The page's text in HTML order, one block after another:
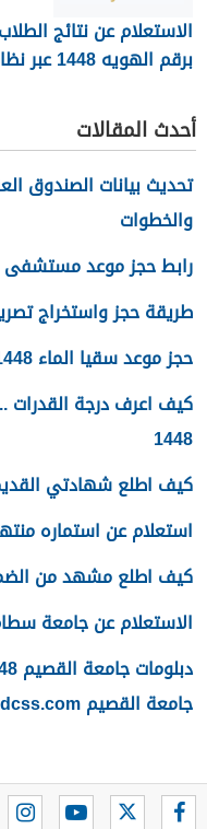
الاستعلام عن نتائج الطلاب
برقم الهويه 1448
أحدث المقالات
والخطوات
رابط حجز موعد مستشفى
طريقة حجز واستخراج تصريح
حجز موعد سقيا الماء 1448 بوابة المواطن
كيف اعرف درجة القدرات ..
1448
كيف اطلع شهادتي القديمه
استعلام عن استماره منتهيه 1448 وطرق
كيف اطلع مشهد من الضمان
الاستعلام عن جامعة سطام
جامعة القصيم qudcss.com